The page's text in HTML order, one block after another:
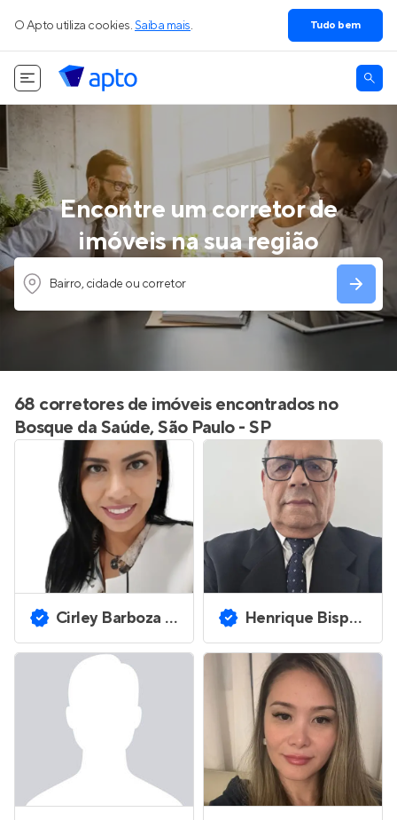
O Apto utiliza cookies. Saiba mais. Tudo bem
Encontre um corretor de
imóveis na sua região
Bairro, cidade ou corretor
68 corretores de imóveis encontrados no
Bosque da Saúde, São Paulo - SP
Cirley Barboza de Souza Henrique Bispo Pimentel